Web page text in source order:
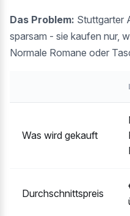
Das Problem: Stuttgarter
sparsam - sie kaufen nur,
Normale Romane oder
Was wird gekauft
Durchschnittspreis